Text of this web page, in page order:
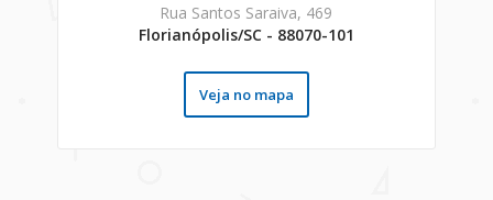
Rua Santos Saraiva, 469
Florianópolis/SC - 88070-101
Veja no mapa